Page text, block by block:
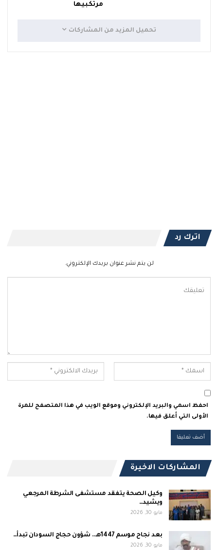
مرتكبيها
تحميل المزيد من المشاركات
اترك رد
لن يتم نشر عنوان بريدك الإلكتروني.
احفظ اسمي والبريد الإلكتروني وموقع الويب في هذا المتصفح للمرة
الأولى التي أعلق فيها.
المشاركات الاخيرة
وكيل الصحة يتفقد مستشفى الشرطة المرجعي
ويشيد…
مايو 30, 2026
بعد نجاح موسم 1447هـ.. شؤون حجاج السودان تبدأ…
مايو 30, 2026